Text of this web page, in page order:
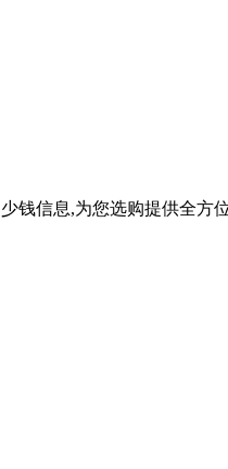
信息,为您选购提供全方